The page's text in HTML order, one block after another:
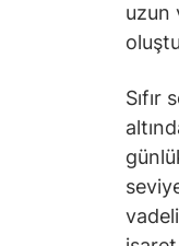
uzun
Sıfır